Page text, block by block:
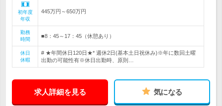
初年度
年収
445万円～650万円
勤務
時間
■8：45～17：45（休憩あり）
休日
休暇
# ★年間休日120日★* 週休2日(基本土日祝休み)※年に数回土曜
出勤の可能性有※休日出勤時、原則…
求人詳細を見る 気になる